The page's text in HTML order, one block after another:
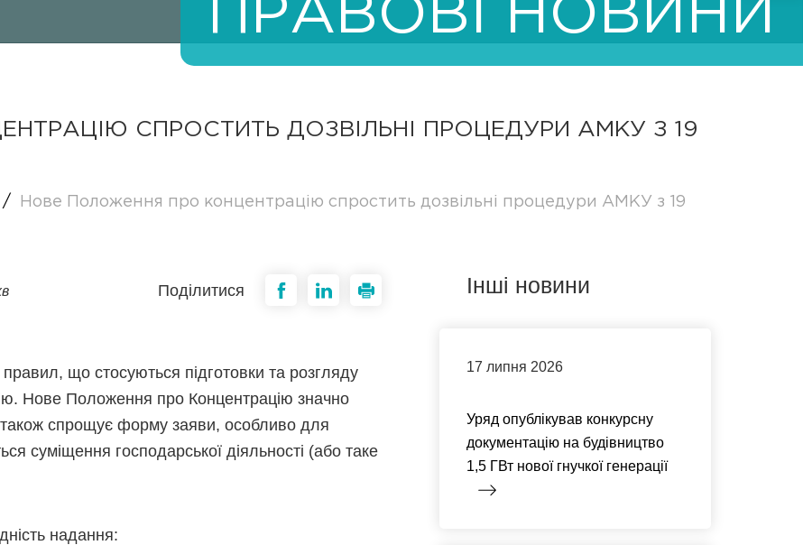
ПРАВОВІ НОВИНИ
СПРОСТИТЬ ДОЗВІЛЬНІ ПРОЦЕДУРИ АМКУ З 19
/
Нове Положення про концентрацію спростить дозвільні процедури АМКУ з 19
Поділитися
що стосуються підготовки та розгляду
Нове Положення про Концентрацію значно
також спрощує форму заяви, особливо для
суміщення господарської діяльності (або таке
надання:
Інші новини
17 липня 2026
Уряд опублікував конкурсну
документацію на будівництво
1,5 ГВт нової гнучкої генерації